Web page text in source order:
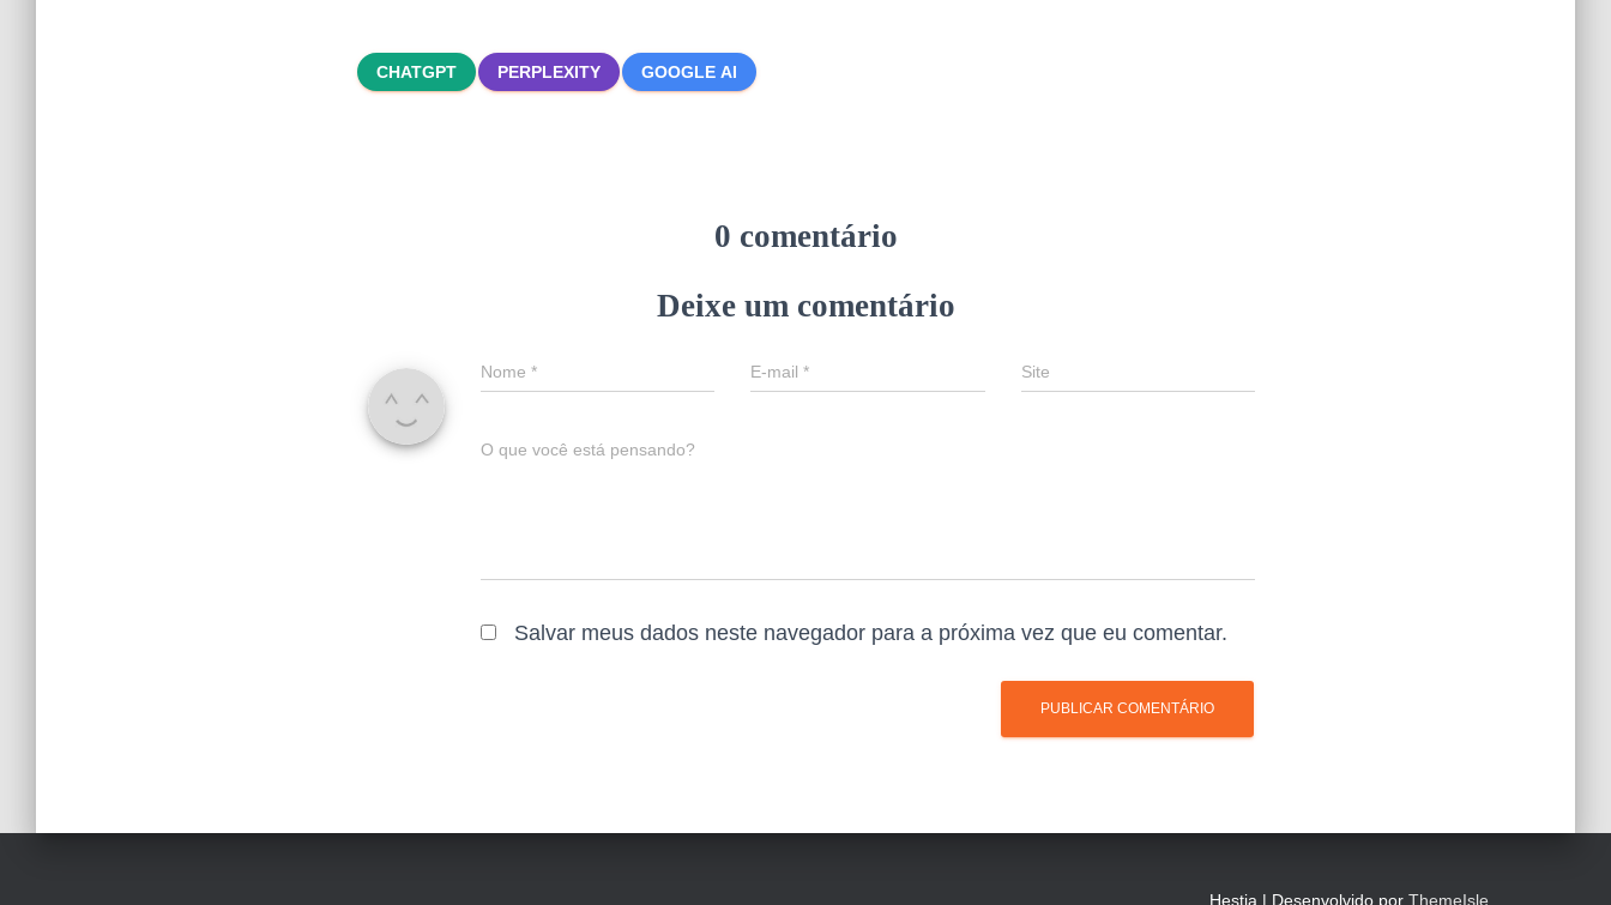
CHATGPT PERPLEXITY GOOGLE AI
0 comentário
Deixe um comentário
Nome * E-mail* Site
O que você está pensando?
Salvar meus dados neste navegador para a próxima vez que eu comentar.
Hestia | Desenvolvido por ThemeIsle